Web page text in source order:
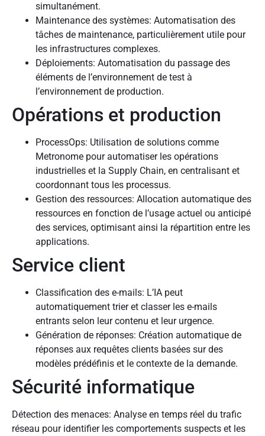
simultanément.
Maintenance des systèmes: Automatisation des
tâches de maintenance, particulièrement utile pour
les infrastructures complexes.
Déploiements: Automatisation du passage des
éléments de l’environnement de test à
l’environnement de production.
Opérations et production
ProcessOps: Utilisation de solutions comme
Metronome pour automatiser les opérations
industrielles et la Supply Chain, en centralisant et
coordonnant tous les processus.
Gestion des ressources: Allocation automatique des
ressources en fonction de l’usage actuel ou anticipé
des services, optimisant ainsi la répartition entre les
applications.
Service client
Classification des e-mails: L’IA peut
automatiquement trier et classer les e-mails
entrants selon leur contenu et leur urgence.
Génération de réponses: Création automatique de
réponses aux requêtes clients basées sur des
modèles prédéfinis et le contexte de la demande.
Sécurité informatique
Détection des menaces: Analyse en temps réel du trafic
réseau pour identifier les comportements suspects et les